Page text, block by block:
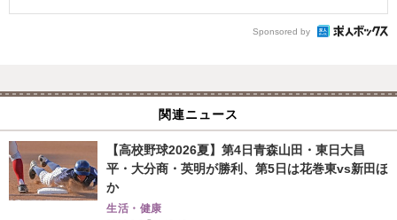
Sponsored by
関連ニュース
【高校野球2026夏】第4日青森山田・東日大昌
平・大分商・英明が勝利、第5日は花巻東vs新田ほ
か
生活・健康